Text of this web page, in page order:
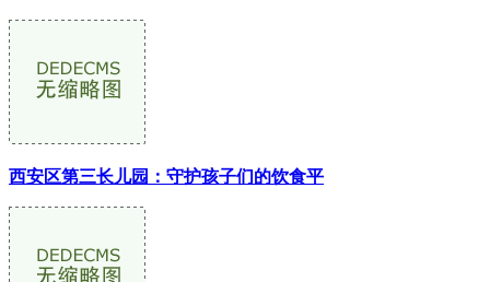
西安区第三长儿园：守护孩子们的饮食平